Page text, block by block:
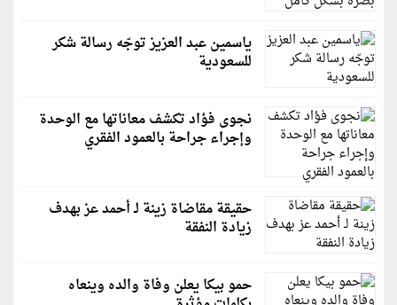
ياسمين عبد العزيز توجّه رسالة شكر
للسعودية
نجوى فؤاد تكشف معاناتها مع الوحدة
وإجراء جراحة بالعمود الفقري
حقيقة مقاضاة زينة لـ أحمد عز بهدف
زيادة النفقة
حمو بيكا يعلن وفاة والده وينعاه